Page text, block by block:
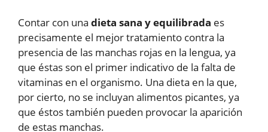
Contar con una dieta sana y equilibrada es
precisamente el mejor tratamiento contra la
presencia de las manchas rojas en la lengua, ya
que éstas son el primer indicativo de la falta de
vitaminas en el organismo. Una dieta en la que,
por cierto, no se incluyan alimentos picantes, ya
que éstos también pueden provocar la aparición
de estas manchas.